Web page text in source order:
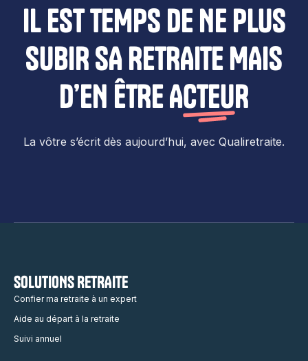
IL EST TEMPS DE NE PLUS
SUBIR SA RETRAITE MAIS
D’EN ÊTREACTEUR
La vôtre s’écrit dès aujourd’hui, avec Qualiretraite.
SOLUTIONS RETRAITE
Confier ma retraite à un expert
Aide au départ à la retraite
Suivi annuel